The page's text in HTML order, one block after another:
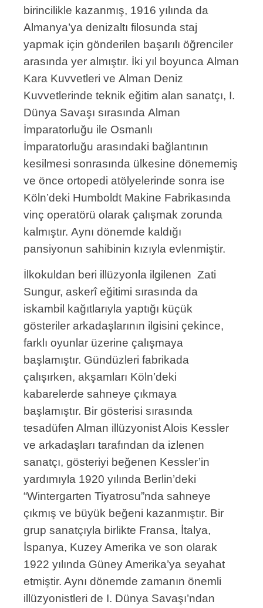
birincilikle kazanmış, 1916 yılında da
Almanya’ya denizaltı filosunda staj
yapmak için gönderilen başarılı öğrenciler
arasında yer almıştır. İki yıl boyunca Alman
Kara Kuvvetleri ve Alman Deniz
Kuvvetlerinde teknik eğitim alan sanatçı, I.
Dünya Savaşı sırasında Alman
İmparatorluğu ile Osmanlı
İmparatorluğu arasındaki bağlantının
kesilmesi sonrasında ülkesine dönememiş
ve önce ortopedi atölyelerinde sonra ise
Köln’deki Humboldt Makine Fabrikasında
vinç operatörü olarak çalışmak zorunda
kalmıştır. Aynı dönemde kaldığı
pansiyonun sahibinin kızıyla evlenmiştir.
İlkokuldan beri illüzyonla ilgilenen Zati
Sungur, askerî eğitimi sırasında da
iskambil kağıtlarıyla yaptığı küçük
gösteriler arkadaşlarının ilgisini çekince,
farklı oyunlar üzerine çalışmaya
başlamıştır. Gündüzleri fabrikada
çalışırken, akşamları Köln’deki
kabarelerde sahneye çıkmaya
başlamıştır. Bir gösterisi sırasında
tesadüfen Alman illüzyonist Alois Kessler
ve arkadaşları tarafından da izlenen
sanatçı, gösteriyi beğenen Kessler’in
yardımıyla 1920 yılında Berlin’deki
“Wintergarten Tiyatrosu”nda sahneye
çıkmış ve büyük beğeni kazanmıştır. Bir
grup sanatçıyla birlikte Fransa, İtalya,
İspanya, Kuzey Amerika ve son olarak
1922 yılında Güney Amerika’ya seyahat
etmiştir. Aynı dönemde zamanın önemli
illüzyonistleri de I. Dünya Savaşı’ndan